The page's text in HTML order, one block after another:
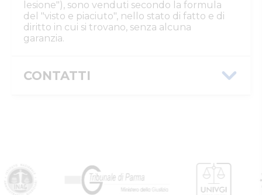
lesione"), sono venduti secondo la formula
del "visto e piaciuto", nello stato di fatto e di
diritto in cui si trovano, senza alcuna
garanzia.
CONTATTI
DI PARMA E PIACENZA ISTITUTO VENDITE
GIUDIZIARIE
Email/PEC
isvegi@ivgparma.it